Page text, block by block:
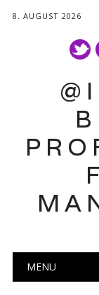
8. AUGUST 2026
Main
MENU